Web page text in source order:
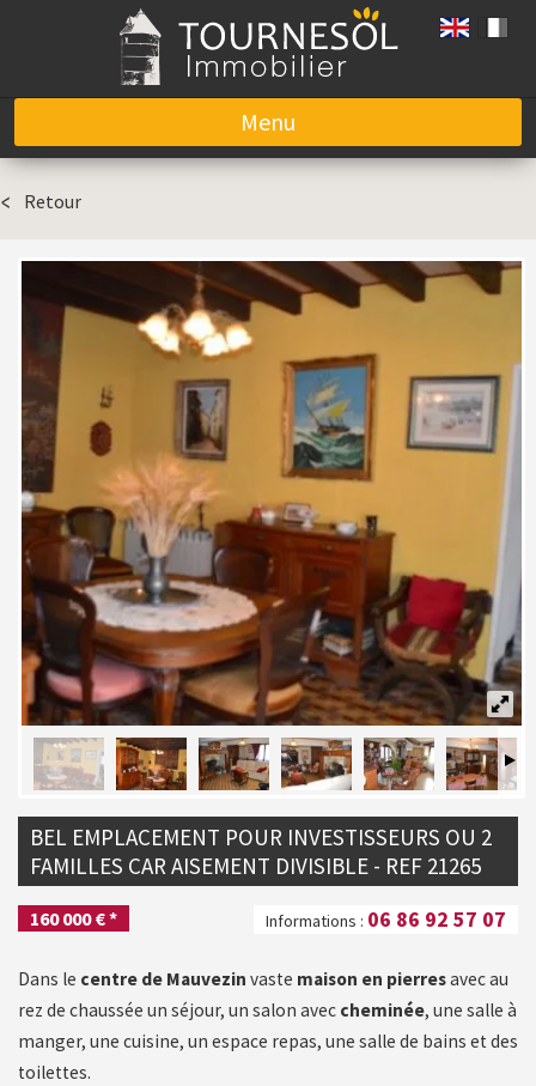
Menu
Aller au contenu
Retour
BEL EMPLACEMENT POUR INVESTISSEURS OU 2
FAMILLES CAR AISEMENT DIVISIBLE - REF 21265
160 000 € * Informations : 06 86 92 57 07
Dans le centre de Mauvezin vaste maison en pierresavec au
rez de chaussée un séjour, un salon avec cheminée, une salle à
manger, une cuisine, un espace repas, une salle de bains et des
toilettes.